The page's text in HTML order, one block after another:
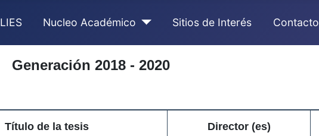
LIES Nucleo Académico Sitios de Interés Contacto
Generación 2018 - 2020
Título de la tesis Director (es)